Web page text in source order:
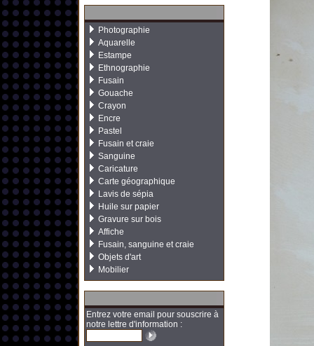
Photographie
Aquarelle
Estampe
Ethnographie
Fusain
Gouache
Crayon
Encre
Pastel
Fusain et craie
Sanguine
Caricature
Carte géographique
Lavis de sépia
Huile sur papier
Gravure sur bois
Affiche
Fusain, sanguine et craie
Objets d'art
Mobilier
Entrez votre email pour souscrire à
notre lettre d'information :